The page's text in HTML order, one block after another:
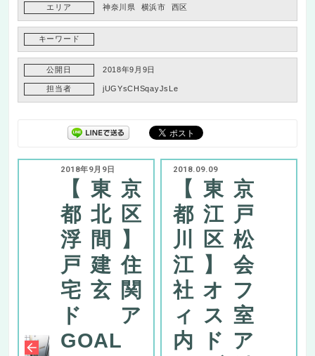
エリア 神奈川県 横浜市 西区
キーワード
公開日 2018年9月9日
担当者 jUGYsCHSqayJsLe
2018年9月9日
【東京
都北区
浮間】
戸建住
宅玄関
ドア
GOAL
2018.09.09
【東京
都江戸
川区松
江】会
社オフ
ィス室
内ドア